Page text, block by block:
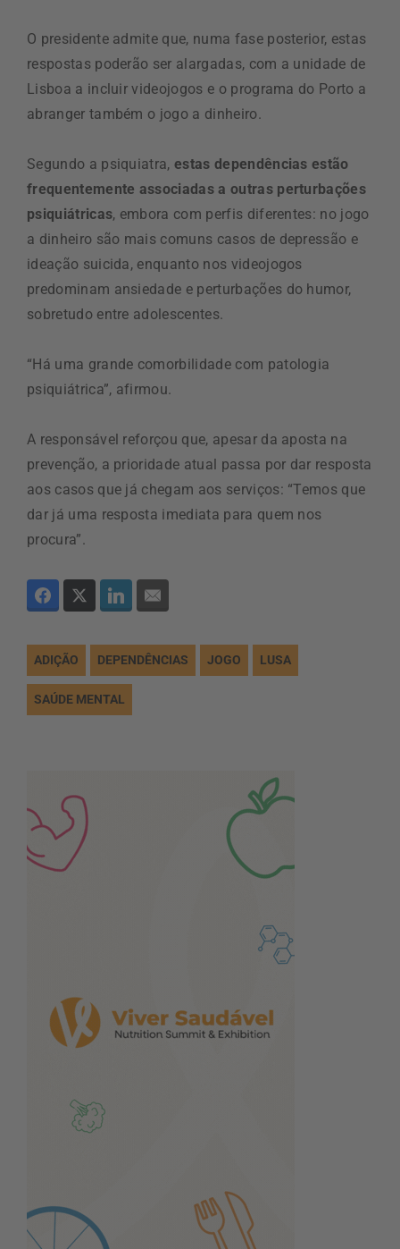
O presidente admite que, numa fase posterior, estas
respostas poderão ser alargadas, com a unidade de
Lisboa a incluir videojogos e o programa do Porto a
abranger também o jogo a dinheiro.
Segundo a psiquiatra,estas dependências estão
frequentemente associadas a outras perturbações
psiquiátricas, embora com perfis diferentes: no jogo
a dinheiro são mais comuns casos de depressão e
ideação suicida, enquanto nos videojogos
predominam ansiedade e perturbações do humor,
sobretudo entre adolescentes.
“Há uma grande comorbilidade com patologia
psiquiátrica”, afirmou.
A responsável reforçou que, apesar da aposta na
prevenção, a prioridade atual passa por dar resposta
aos casos que já chegam aos serviços: “Temos que
dar já uma resposta imediata para quem nos
procura”.
ADIÇÃO DEPENDÊNCIAS JOGO LUSA
SAÚDE MENTAL